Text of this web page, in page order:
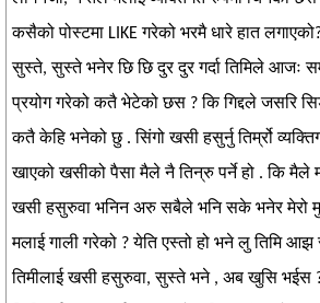
कसैको पोस्टमा LIKE गरेको भरमै धारे हात
सुस्ते, सुस्ते भनेर छि छि दुर दुर गर्दा तिमिले आजः
प्रयोग गरेको कतै भेटेको छस ? कि गिद्दले जसरि
कतै केहि भनेको छु . सिंगो खसी हसुर्नु तिर्म्रो
खाएको खसीको पैसा मैले नै तिन्रु पर्ने हो . कि मैले
खसी हसुरुवा भनिन अरु सबैले भनि सके भनेर मेरो
मलाई गाली गरेको ? येति एस्तो हो भने लु तिमि
तिमीलाई खसी हसुरुवा, सुस्ते भने , अब खुसि भईस